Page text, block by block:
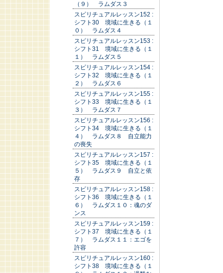
（９） ラムダス３
スピリチュアルレッスン152 :
シフト30 境域に生きる（１
０） ラムダス４
スピリチュアルレッスン153 :
シフト31 境域に生きる（１
１） ラムダス５
スピリチュアルレッスン154 :
シフト32 境域に生きる（１
２） ラムダス６
スピリチュアルレッスン155 :
シフト33 境域に生きる（１
３） ラムダス７
スピリチュアルレッスン156 :
シフト34 境域に生きる（１
４） ラムダス８ 自立能力
の喪失
スピリチュアルレッスン157 :
シフト35 境域に生きる（１
５） ラムダス９ 自立と依
存
スピリチュアルレッスン158 :
シフト36 境域に生きる（１
６） ラムダス１０：魂のダ
ンス
スピリチュアルレッスン159 :
シフト37 境域に生きる（１
７） ラムダス１１：エゴを
許容
スピリチュアルレッスン160 :
シフト38 境域に生きる（１